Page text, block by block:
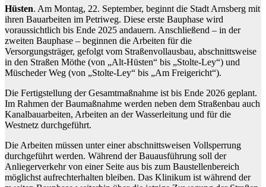
Hüsten. Am Montag, 22. September, beginnt die Stadt Arnsberg mit
ihren Bauarbeiten im Petriweg. Diese erste Bauphase wird
voraussichtlich bis Ende 2025 andauern. Anschließend – in der
zweiten Bauphase – beginnen die Arbeiten für die
Versorgungsträger, gefolgt vom Straßenvollausbau, abschnittsweise
in den Straßen Möthe (von „Alt-Hüsten“ bis „Stolte-Ley“) und
Müscheder Weg (von „Stolte-Ley“ bis „Am Freigericht“).
Die Fertigstellung der Gesamtmaßnahme ist bis Ende 2026 geplant.
Im Rahmen der Baumaßnahme werden neben dem Straßenbau auch
Kanalbauarbeiten, Arbeiten an der Wasserleitung und für die
Westnetz durchgeführt.
Die Arbeiten müssen unter einer abschnittsweisen Vollsperrung
durchgeführt werden. Während der Bauausführung soll der
Anliegerverkehr von einer Seite aus bis zum Baustellenbereich
möglichst aufrechterhalten bleiben. Das Klinikum ist während der